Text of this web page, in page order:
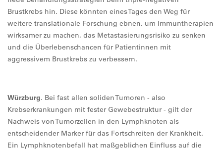
Brustkrebs hin. Diese könnten eines Tages den Weg für
weitere translationale Forschung ebnen, um Immuntherapien
wirksamer zu machen, das Metastasierungsrisiko zu senken
und die Überlebenschancen für Patientinnen mit
aggressivem Brustkrebs zu verbessern.
Würzburg. Bei fast allen soliden Tumoren - also
Krebserkrankungen mit fester Gewebestruktur - gilt der
Nachweis von Tumorzellen in den Lymphknoten als
entscheidender Marker für das Fortschreiten der Krankheit.
Ein Lymphknotenbefall hat maßgeblichen Einfluss auf die